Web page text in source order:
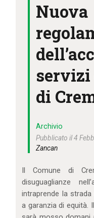
ATTIVITÀ E
RISORSE
NEWS
DONA ORA
IL MIO
Nuova
servizi
di
Archivio
Pubblicato il 4
Zancan
Il Comune di
disuguaglianze
intraprende la
a garanzia di equità.